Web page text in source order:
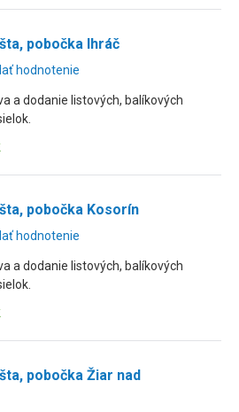
pobočka Ihráč
hodnotenie
a dodanie listových, balíkových
pobočka Kosorín
hodnotenie
a dodanie listových, balíkových
pobočka Žiar nad